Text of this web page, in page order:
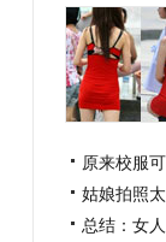
原来校服
姑娘拍照
总结：女